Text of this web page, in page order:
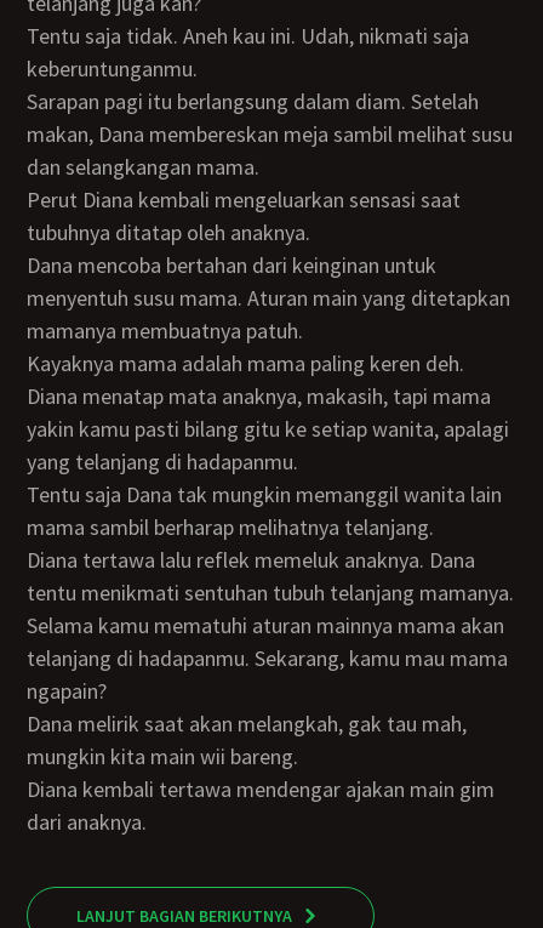
Tentu saja tidak. Aneh kau ini. Udah, nikmati saja
keberuntunganmu.
Sarapan pagi itu berlangsung dalam diam. Setelah
makan, Dana membereskan meja sambil melihat susu
dan selangkangan mama.
Perut Diana kembali mengeluarkan sensasi saat
tubuhnya ditatap oleh anaknya.
Dana mencoba bertahan dari keinginan untuk
menyentuh susu mama. Aturan main yang ditetapkan
mamanya membuatnya patuh.
Kayaknya mama adalah mama paling keren deh.
Diana menatap mata anaknya, makasih, tapi mama
yakin kamu pasti bilang gitu ke setiap wanita, apalagi
yang telanjang di hadapanmu.
Tentu saja Dana tak mungkin memanggil wanita lain
mama sambil berharap melihatnya telanjang.
Diana tertawa lalu reflek memeluk anaknya. Dana
tentu menikmati sentuhan tubuh telanjang mamanya.
Selama kamu mematuhi aturan mainnya mama akan
telanjang di hadapanmu. Sekarang, kamu mau mama
ngapain?
Dana melirik saat akan melangkah, gak tau mah,
mungkin kita main wii bareng.
Diana kembali tertawa mendengar ajakan main gim
dari anaknya.
LANJUT BAGIAN BERIKUTNYA